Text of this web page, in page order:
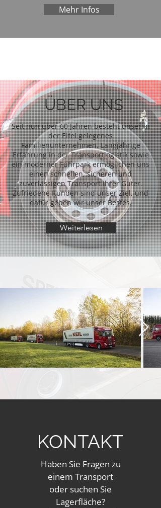
Mehr Infos
ÜBER UNS
Seit nun über 60 Jahren besteht unser in
der Eifel gelegenes
Familienunternehmen. Langjährige
Erfahrung in der Transportlogistik sowie
ein moderner Fuhrpark ermöglichen uns
einen schnellen, sicheren und
zuverlässigen Transport ihrer Güter.
Zufriedene Kunden sind unser Ziel, und
dafür geben wir unser Bestes.
Weiterlesen
KONTAKT
Haben Sie Fragen zu
einem Transport
oder suchen Sie
Lagerfläche?